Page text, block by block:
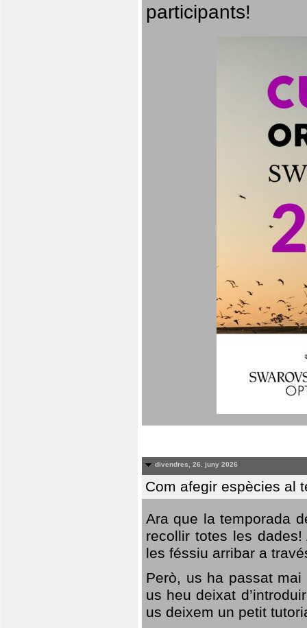
participants!
divendres, 26. juny 2026
Com afegir espècies al
Ara que la temporada
recollir totes les
les féssiu arribar a
Però, us ha passat
us heu deixat
us deixem un petit